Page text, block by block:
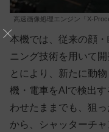
高速画像処理エンジン「X-
本機では、従来の顔
ニング技術を用いて
とにより、新たに動
機・電車をAIで検出
わせたままでも、狙
から、シャッターチ